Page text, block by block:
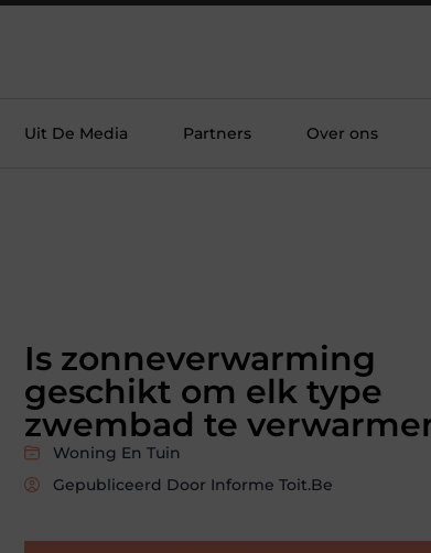
Uit De Media Partners Over ons
Is zonneverwarming
geschikt om elk type
zwembad te
Woning En Tuin
Gepubliceerd Door Informe Toit.be